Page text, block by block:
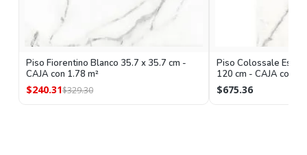
Piso Fiorentino Blanco 35.7 x 35.7 cm -
CAJA con 1.78 m²
$240.31$329.30
Piso Colossale
120 cm - CAJA con
$675.36